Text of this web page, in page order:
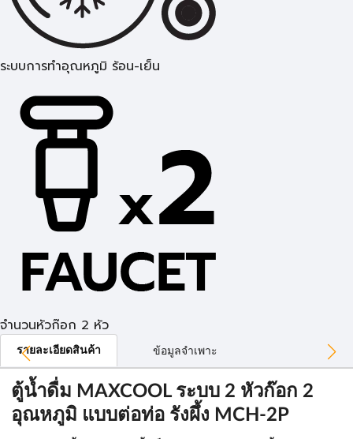
ระบบการทำอุณหภูมิ ร้อน-เย็น
จำนวนหัวก๊อก 2 หัว
รายละเอียดสินค้า ข้อมูลจำเพาะ
ตู้น้ำดื่ม MAXCOOL ระบบ 2 หัวก๊อก 2
อุณหภูมิ แบบต่อท่อ รังผึ้ง MCH-2P